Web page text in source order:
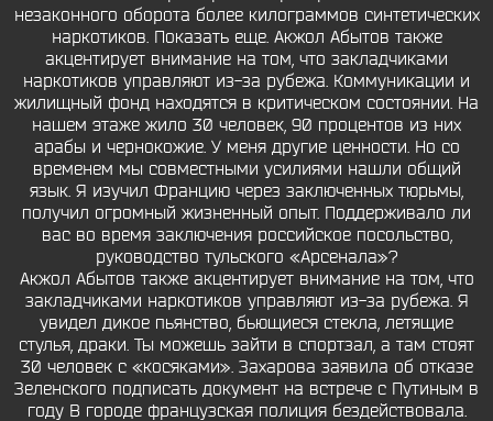
незаконного оборота более килограммов синтетических
наркотиков. Показать еще. Акжол Абытов также
акцентирует внимание на том, что закладчиками
наркотиков управляют из-за рубежа. Коммуникации и
жилищный фонд находятся в критическом состоянии. На
нашем этаже жило 30 человек, 90 процентов из них
арабы и чернокожие. У меня другие ценности. Но со
временем мы совместными усилиями нашли общий
язык. Я изучил Францию через заключенных тюрьмы,
получил огромный жизненный опыт. Поддерживало ли
вас во время заключения российское посольство,
руководство тульского «Арсенала»?
Акжол Абытов также акцентирует внимание на том, что
закладчиками наркотиков управляют из-за рубежа. Я
увидел дикое пьянство, бьющиеся стекла, летящие
стулья, драки. Ты можешь зайти в спортзал, а там стоят
30 человек с «косяками». Захарова заявила об отказе
Зеленского подписать документ на встрече с Путиным в
году В городе французская полиция бездействовала.